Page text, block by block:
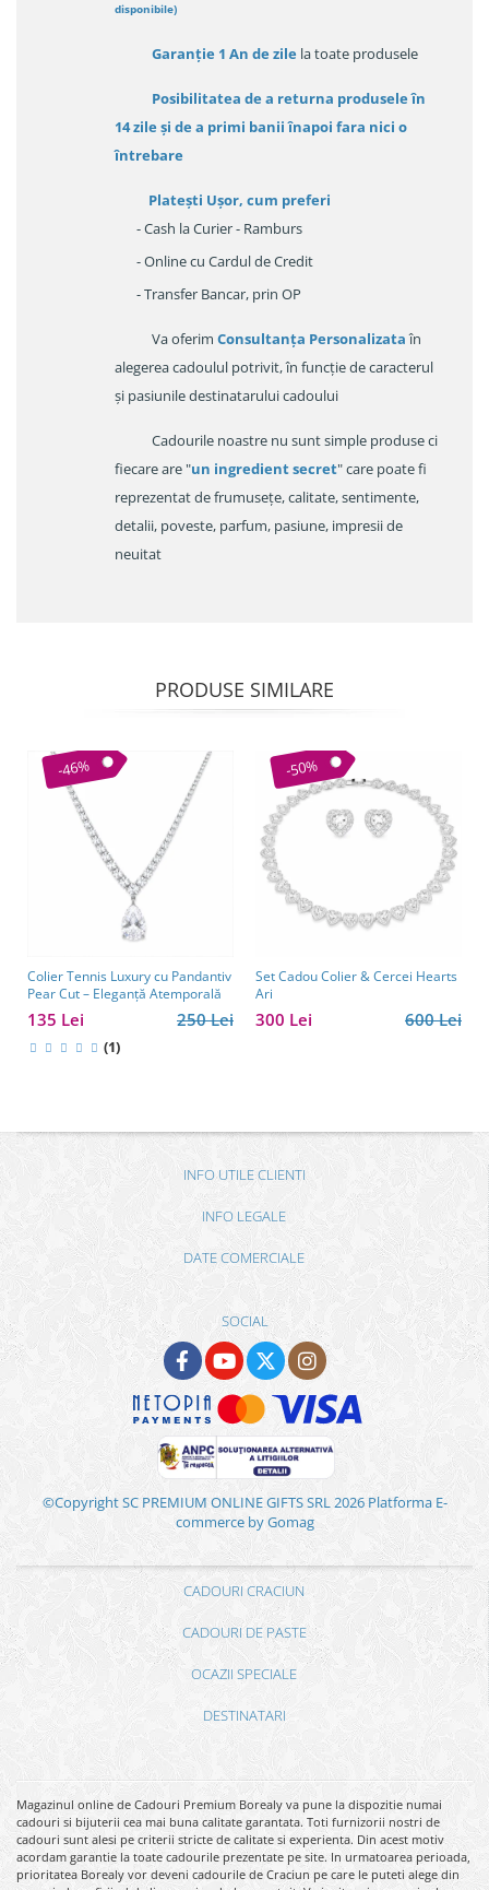
disponibile)
Garanție 1 An de zile la toate produsele
Posibilitatea de a returna produsele în
14 zileși de a primi banii înapoi fara nici o
întrebare
Platești Ușor, cum preferi
- Cash la Curier - Ramburs
- Online cu Cardul de Credit
- Transfer Bancar, prin OP
Va oferim Consultanța Personalizataîn
alegerea cadoulul potrivit, în funcție de caracterul
și pasiunile destinatarului cadoului
Cadourile noastre nu sunt simple produse ci
fiecare are "un ingredient secret" care poate fi
reprezentat de frumusețe, calitate, sentimente,
detalii, poveste, parfum, pasiune, impresii de
neuitat
PRODUSE SIMILARE
-46%
Colier Tennis Luxury cu Pandantiv
Pear Cut – Eleganță Atemporală
250 Lei
135 Lei
(1)
-50%
Set Cadou Colier & Cercei Hearts
Ari
600 Lei
300 Lei
INFO UTILE CLIENTI
INFO LEGALE
DATE COMERCIALE
SOCIAL
©Copyright SC PREMIUM ONLINE GIFTS SRL 2026 Platforma E-
commerce by Gomag
CADOURI CRACIUN
CADOURI DE PASTE
OCAZII SPECIALE
DESTINATARI
Magazinul online de Cadouri Premium Borealy va pune la dispozitie numai
cadouri si bijuterii cea mai buna calitate garantata. Toti furnizorii nostri de
cadouri sunt alesi pe criterii stricte de calitate si experienta. Din acest motiv
acordam garantie la toate cadourile prezentate pe site. In urmatoarea perioada,
prioritatea Borealy vor deveni cadourile de Craciun pe care le puteti alege din